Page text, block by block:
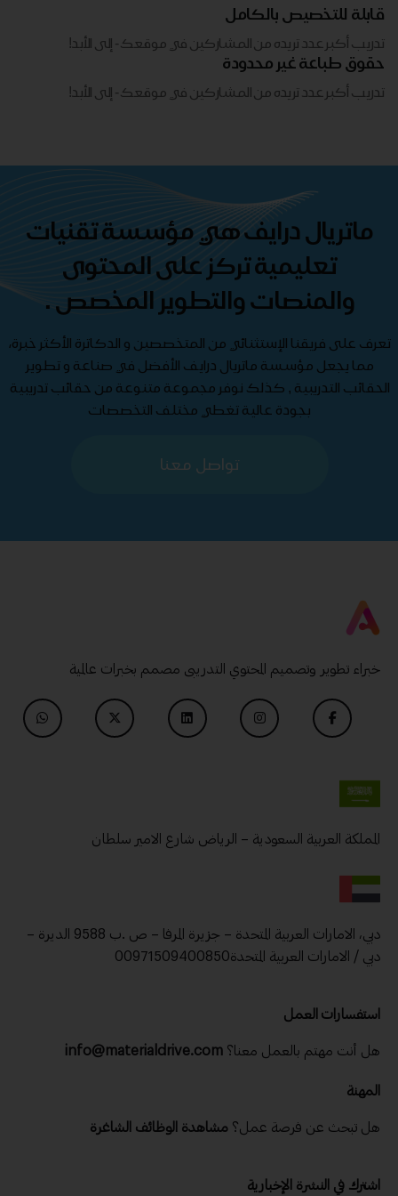
قابلة للتخصيص بالكامل
تدريب أكبر عدد تريده من المشاركين في موقعك - ​​إلى الأبد!
حقوق طباعة غير محدودة
تدريب أكبر عدد تريده من المشاركين في موقعك - ​​إلى الأبد!
ماتريال درايف هي مؤسسة تقنيات
تعليمية تركز على المحتوى
والمنصات والتطوير المخصص .
تعرف على فريقنا الإستثنائي من المتخصصين و الدكاترة الأكثر خبرة،
مما يجعل مؤسسة ماتريال درايف الأفضل في صناعة و تطوير
الحقائب التدريبية , كذلك نوفر مجموعة متنوعة من حقائب تدريبية
بجودة عالية تغطي مختلف التخصصات
تواصل معنا
خبراء تطوير وتصميم المحتوي التدريبى مصمم بخبرات عالمية
المملكة العربية السعودية – الرياض شارع الامير سلطان
دبي، الامارات العربية المتحدة – جزيرة المرفا – ص .ب 9588 الديرة –
دبي / الامارات العربية المتحدة00971509400850
استفسارات العمل
هل أنت مهتم بالعمل معنا؟ info@materialdrive.com
المهنة
هل تبحث عن فرصة عمل؟ مشاهدة الوظائف الشاغرة
اشترك في النشرة الإخبارية